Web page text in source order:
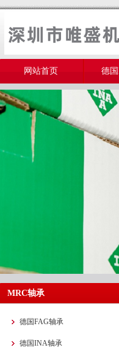
网站首页 德
美国THOMSON轴承
MRC轴承
德国FAG轴承
德国INA轴承